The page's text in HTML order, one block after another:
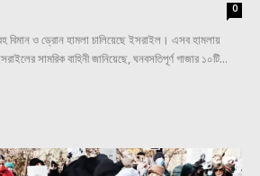
0
বিমান ও ড্রোন হামলা চালিয়েছে ইসরাইল। এসব হামলায়
সামরিক বাহিনী জানিয়েছে, ঘনবসতিপূর্ণ গাজার ১০টি...